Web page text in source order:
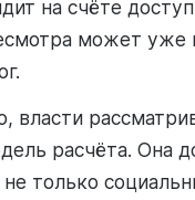
на счёте
может уже
власти
расчёта. Она
только